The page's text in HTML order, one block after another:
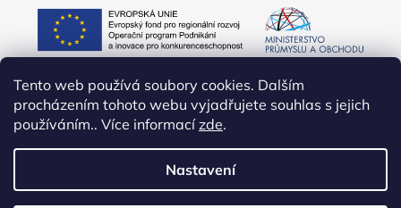
Tento web používá soubory cookies. Dalším
procházením tohoto webu vyjadřujete souhlas s jejich
používáním.. Více informacízde.
Nastavení